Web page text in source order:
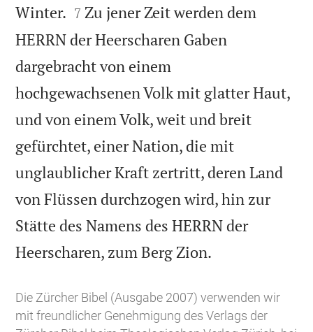
Winter. 

7 Zu jener Zeit werden dem
HERRN der Heerscharen Gaben
dargebracht von einem
hochgewachsenen Volk mit glatter Haut,
und von einem Volk, weit und breit
gefürchtet, einer Nation, die mit
unglaublicher Kraft zertritt, deren Land
von Flüssen durchzogen wird, hin zur
Stätte des Namens des HERRN der
Heerscharen, zum Berg Zion.
Die Zürcher Bibel (Ausgabe 2007) verwenden wir
mit freundlicher Genehmigung des Verlags der